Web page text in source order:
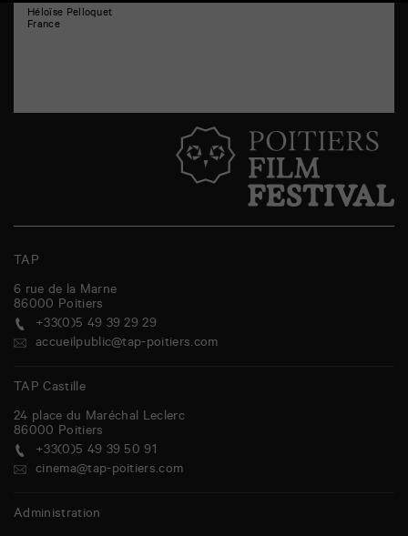
Héloïse Pelloquet
France
TAP
6 rue de la Marne
86000 Poitiers
+33(0)5 49 39 29 29
accueilpublic@tap-poitiers.com
TAP Castille
24 place du Maréchal Leclerc
86000 Poitiers
+33(0)5 49 39 50 91
cinema@tap-poitiers.com
Administration